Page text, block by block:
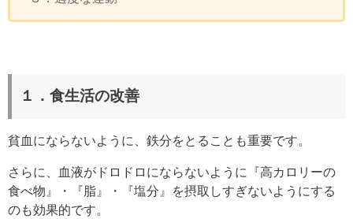
１．食生活の改善
貧血にならないように、鉄分をとることも重要です。
さらに、血液がドロドロにならないように『高カロリーの
食べ物』・『脂』・『塩分』を摂取しすぎないようにする
のも効果的です。